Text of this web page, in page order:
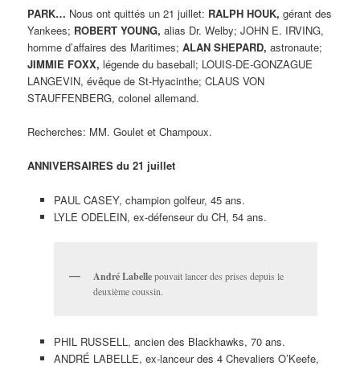
PARK… Nous ont quittés un 21 juillet: RALPH HOUK, gérant des
Yankees; ROBERT YOUNG, alias Dr. Welby; JOHN E. IRVING,
homme d’affaires des Maritimes;ALAN SHEPARD, astronaute;
JIMMIE FOXX, légende du baseball; LOUIS-DE-GONZAGUE
LANGEVIN, évêque de St-Hyacinthe; CLAUS VON
STAUFFENBERG, colonel allemand.
Recherches: MM. Goulet et Champoux.
ANNIVERSAIRES du 21 juillet
PAUL CASEY, champion golfeur, 45 ans.
LYLE ODELEIN, ex-défenseur du CH, 54 ans.
André Labellepouvait lancer des prises depuis le
deuxième coussin.
PHIL RUSSELL, ancien des Blackhawks, 70 ans.
ANDRÉ LABELLE, ex-lanceur des 4 Chevaliers O’Keefe,